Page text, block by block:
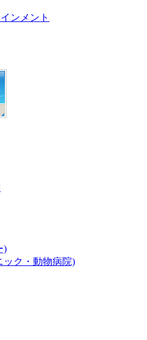
ンメント
)
ック・動物病院)